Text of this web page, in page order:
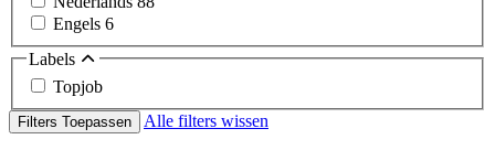
Engels 6
Labels
Topjob
Filters Toepassen Alle filters wissen